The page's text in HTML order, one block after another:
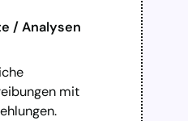
/ Analysen
mit